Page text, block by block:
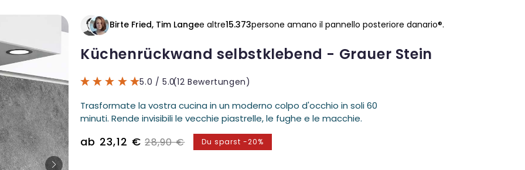
Birte Fried, Tim Langee altre15.373persone amano il pannello posteriore danario®.
Küchenrückwand selbstklebend - Grauer Stein
5.0 / 5.0(12 Bewertungen)
Trasformate la vostra cucina in un moderno colpo d'occhio in soli 60
minuti. Rende invisibili le vecchie piastrelle, le fughe e le macchie.
Verkaufspreis
ab 23,12 € Normaler
28,90 € Du sparst -20%